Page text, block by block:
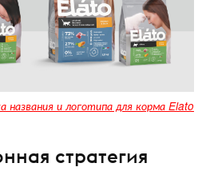
названия и логотипа для корма Elato
стратегия